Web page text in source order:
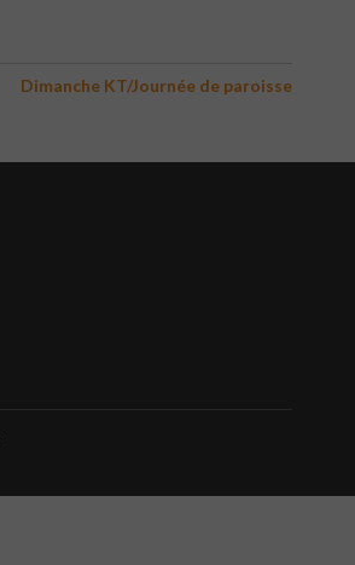
Dimanche KT/Journée de paroisse